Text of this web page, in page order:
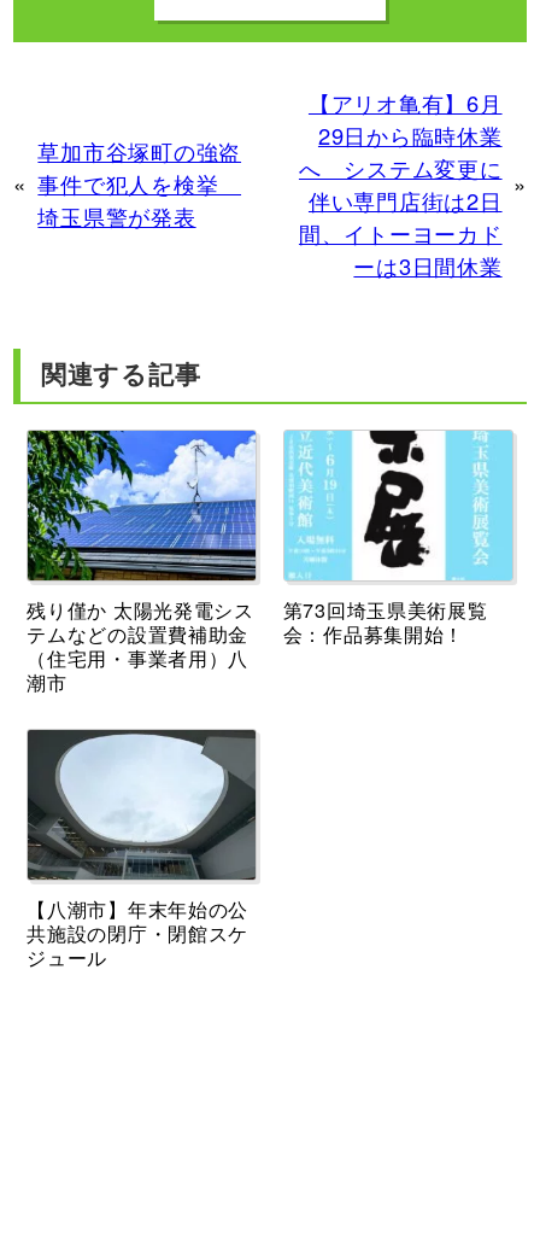
«
草加市谷塚町の強盗
事件で犯人を検挙
埼玉県警が発表
【アリオ亀有】6月
29日から臨時休業
へ システム変更に
伴い専門店街は2日
間、イトーヨーカド
ーは3日間休業
»
関連する記事
残り僅か 太陽光発電シス
テムなどの設置費補助金
（住宅用・事業者用）八
潮市
第73回埼玉県美術展覧
会：作品募集開始！
【八潮市】年末年始の公
共施設の閉庁・閉館スケ
ジュール